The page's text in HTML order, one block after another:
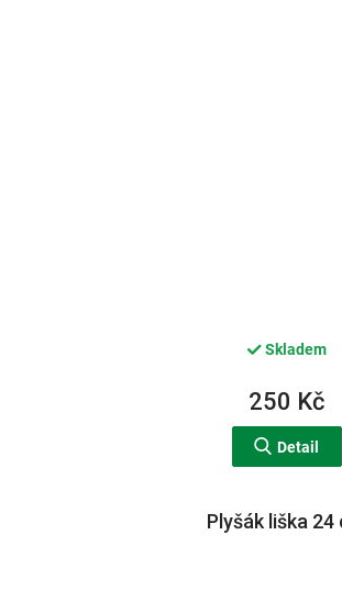
Skladem
250 Kč
Detail
Plyšák liška 24